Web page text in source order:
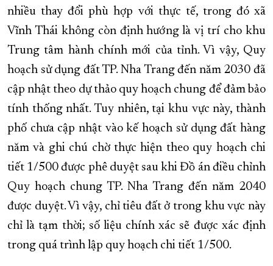
nhiều thay đổi phù hợp với thực tế, trong đó xã
Vĩnh Thái không còn định hướng là vị trí cho khu
Trung tâm hành chính mới của tỉnh. Vì vậy, Quy
hoạch sử dụng đất TP. Nha Trang đến năm 2030 đã
cập nhật theo dự thảo quy hoạch chung để đảm bảo
tính thống nhất. Tuy nhiên, tại khu vực này, thành
phố chưa cập nhật vào kế hoạch sử dụng đất hàng
năm và ghi chú chờ thực hiện theo quy hoạch chi
tiết 1/500 được phê duyệt sau khi Đồ án điều chỉnh
Quy hoạch chung TP. Nha Trang đến năm 2040
được duyệt. Vì vậy, chỉ tiêu đất ở trong khu vực này
chỉ là tạm thời; số liệu chính xác sẽ được xác định
trong quá trình lập quy hoạch chi tiết 1/500.